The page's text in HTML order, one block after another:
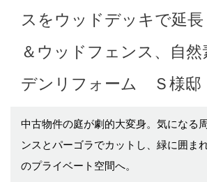
スをウッドデッキで延長
＆ウッドフェンス、自然
デンリフォーム Ｓ様邸
中古物件の庭が劇的大変身。気になる
ンスとパーゴラでカットし、緑に囲ま
のプライベート空間へ。